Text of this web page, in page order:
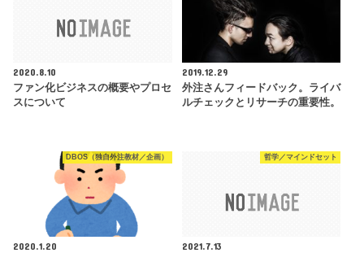
2020.8.10
ファン化ビジネスの概要やプロセ
スについて
2019.12.29
外注さんフィードバック。ライバ
ルチェックとリサーチの重要性。
DBOS（独自外注教材／企画）
2020.1.20
哲学／マインドセット
2021.7.13